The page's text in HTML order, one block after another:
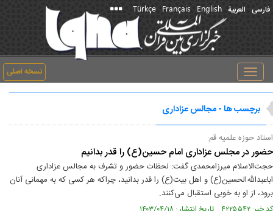
فارسی العربیة English
Français
Türkçe
نسخه اصلی
Toggle
navigation
برچسب ها - مجالس عزاداری
استاد حوزه علمیه قم:
حضور در مجلس عزاداری امام حسین(ع) را قدر بدانیم
حجت‌الاسلام میرزامحمدی گفت: لحظات حضور و تشرف به مجالس عزاداری
اباعبدالله‌الحسین(ع) و اهل بیت(ع) را قدر بدانید، چراکه هر کسی که به مهمانی آنان
برود، از او به خوبی استقبال می‌کنند.